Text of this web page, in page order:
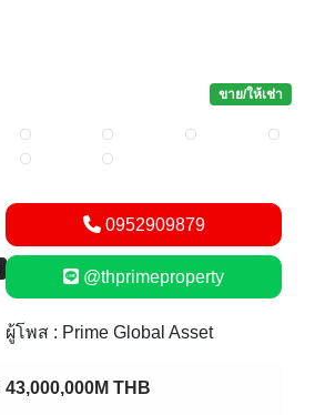
ขาย/ให้เช่า
alerts
0952909879
@thprimeproperty
ผู้โพส : Prime Global Asset
43,000,000M THB